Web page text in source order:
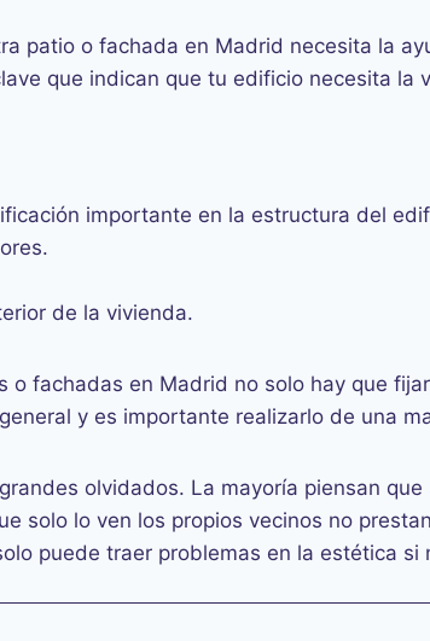
patio o fachada en Madrid necesita la
que indican que tu edificio necesita la
importante en la estructura del
de la vivienda.
o fachadas en Madrid no solo hay que
y es importante realizarlo de una
olvidados. La mayoría piensan
solo lo ven los propios vecinos no
puede traer problemas en la estética si